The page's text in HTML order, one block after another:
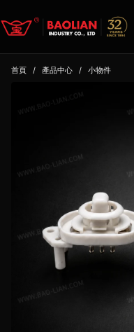
首頁 / 產品中心 / 小物件